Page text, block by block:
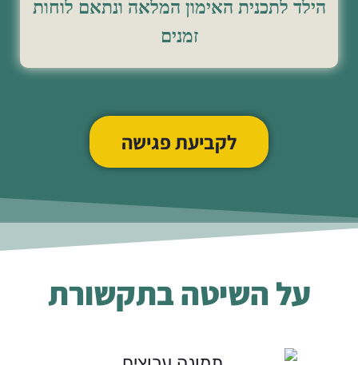
הילד לתכנית האימון המלאה ונתאם לוחות
זמנים
לקביעת פגישה
על השיטה בתקשורת